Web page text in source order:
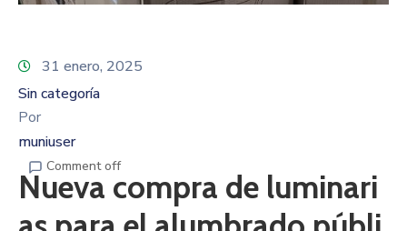
31 enero, 2025
Sin categoría
Por
muniuser
Comment off
Nueva compra de luminari